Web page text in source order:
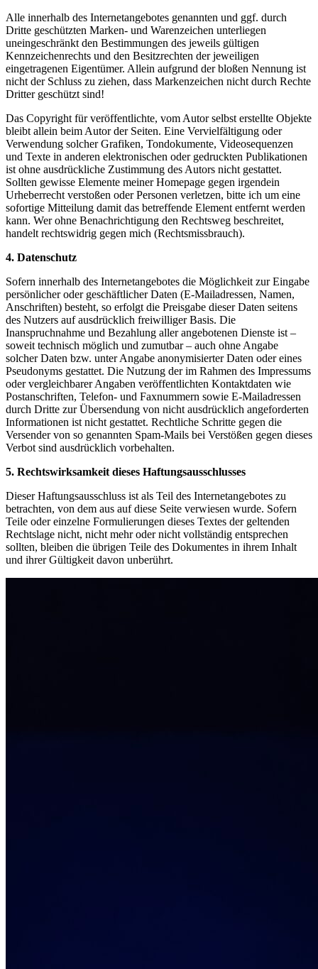
Alle innerhalb des Internetangebotes genannten und ggf. durch
Dritte geschützten Marken- und Warenzeichen unterliegen
uneingeschränkt den Bestimmungen des jeweils gültigen
Kennzeichenrechts und den Besitzrechten der jeweiligen
eingetragenen Eigentümer. Allein aufgrund der bloßen Nennung ist
nicht der Schluss zu ziehen, dass Markenzeichen nicht durch Rechte
Dritter geschützt sind!
Das Copyright für veröffentlichte, vom Autor selbst erstellte Objekte
bleibt allein beim Autor der Seiten. Eine Vervielfältigung oder
Verwendung solcher Grafiken, Tondokumente, Videosequenzen
und Texte in anderen elektronischen oder gedruckten Publikationen
ist ohne ausdrückliche Zustimmung des Autors nicht gestattet.
Sollten gewisse Elemente meiner Homepage gegen irgendein
Urheberrecht verstoßen oder Personen verletzen, bitte ich um eine
sofortige Mitteilung damit das betreffende Element entfernt werden
kann. Wer ohne Benachrichtigung den Rechtsweg beschreitet,
handelt rechtswidrig gegen mich (Rechtsmissbrauch).
4. Datenschutz
Sofern innerhalb des Internetangebotes die Möglichkeit zur Eingabe
persönlicher oder geschäftlicher Daten (E-Mailadressen, Namen,
Anschriften) besteht, so erfolgt die Preisgabe dieser Daten seitens
des Nutzers auf ausdrücklich freiwilliger Basis. Die
Inanspruchnahme und Bezahlung aller angebotenen Dienste ist –
soweit technisch möglich und zumutbar – auch ohne Angabe
solcher Daten bzw. unter Angabe anonymisierter Daten oder eines
Pseudonyms gestattet. Die Nutzung der im Rahmen des Impressums
oder vergleichbarer Angaben veröffentlichten Kontaktdaten wie
Postanschriften, Telefon- und Faxnummern sowie E-Mailadressen
durch Dritte zur Übersendung von nicht ausdrücklich angeforderten
Informationen ist nicht gestattet. Rechtliche Schritte gegen die
Versender von so genannten Spam-Mails bei Verstößen gegen dieses
Verbot sind ausdrücklich vorbehalten.
5. Rechtswirksamkeit dieses Haftungsausschlusses
Dieser Haftungsausschluss ist als Teil des Internetangebotes zu
betrachten, von dem aus auf diese Seite verwiesen wurde. Sofern
Teile oder einzelne Formulierungen dieses Textes der geltenden
Rechtslage nicht, nicht mehr oder nicht vollständig entsprechen
sollten, bleiben die übrigen Teile des Dokumentes in ihrem Inhalt
und ihrer Gültigkeit davon unberührt.